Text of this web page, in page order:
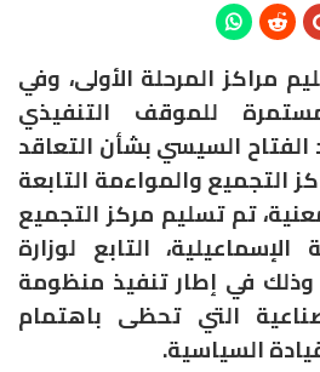
مراكز المرحلة الأولى، وفي
للموقف التنفيذي
الفتاح السيسي بشأن التعاقد
التجميع والمواءمة التابعة
تم تسليم مركز التجميع
التابع لوزارة
وذلك في إطار تنفيذ منظومة
التي تحظى باهتمام
السياسية.